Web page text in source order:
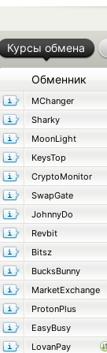
Курсы обмена
Обменник
MChanger
Sharky
MoonLight
KeysTop
CryptoMonitor
SwapGate
JohnnyDo
Revbit
Bitsz
BucksBunny
MarketExchange
ProtonPlus
EasyBusy
LovanPay